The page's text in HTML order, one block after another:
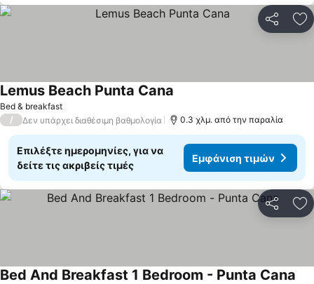
Bed & breakfast
Lemus Beach Punta Cana
/ Δεν υπάρχει διαθέσιμη βαθμολογία 0.3 χλμ. από την παραλία
Επιλέξτε ημερομηνίες, για να
δείτε τις ακριβείς τιμές
Εμφάνιση τιμών
Bed And Breakfast 1 Bedroom - Punta Cana